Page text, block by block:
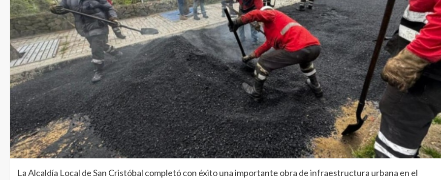
La Alcaldía Local de San Cristóbal completó con éxito una importante obra de infraestructura urbana en el